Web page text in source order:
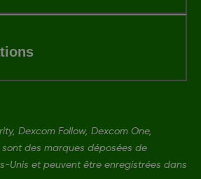
Dexcom Follow, Dexcom One,
sont des marques déposées de
Unis et peuvent être enregistrées dans